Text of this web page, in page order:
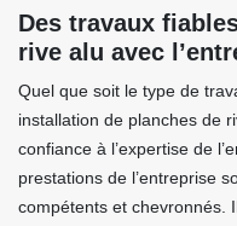
Des travaux
rive alu avec
Quel que soit le type de
installation de planches de
confiance à l’expertise de
prestations de l’entreprise
compétents et chevronnés.